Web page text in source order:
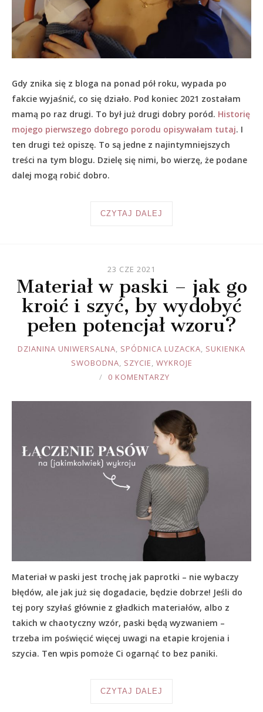
Gdy znika się z bloga na ponad pół roku, wypada po
fakcie wyjaśnić, co się działo. Pod koniec 2021 zostałam
mamą po raz drugi. To był już drugi dobry poród. Historię
mojego pierwszego dobrego porodu opisywałam tutaj. I
ten drugi też opiszę. To są jedne z najintymniejszych
treści na tym blogu. Dzielę się nimi, bo wierzę, że podane
dalej mogą robić dobro.
CZYTAJ DALEJ
23 CZE 2021
Materiał w paski – jak go
kroić i szyć, by wydobyć
pełen potencjał wzoru?
JOULE
DZIANINA UNIWERSALNA, SPÓDNICA LUZACKA, SUKIENKA
SWOBODNA, SZYCIE, WYKROJE
0 KOMENTARZY
Materiał w paski jest trochę jak paprotki – nie wybaczy
błędów, ale jak już się dogadacie, będzie dobrze! Jeśli do
tej pory szyłaś głównie z gładkich materiałów, albo z
takich w chaotyczny wzór, paski będą wyzwaniem –
trzeba im poświęcić więcej uwagi na etapie krojenia i
szycia. Ten wpis pomoże Ci ogarnąć to bez paniki.
CZYTAJ DALEJ